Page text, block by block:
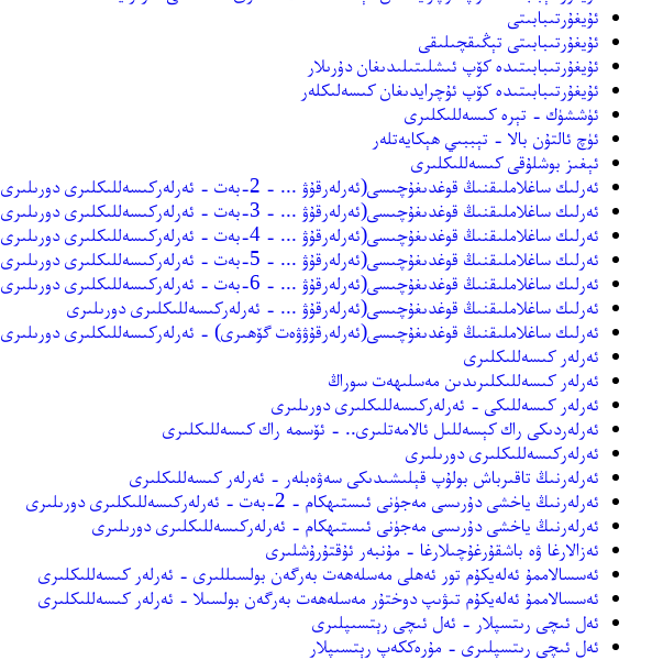
ئۇيغۇرتىبابىتى
ئۇيغۇرتىبابىتى تېڭىقچىلىقى
ئۇيغۇرتىبابىتىدە كۆپ ئىشلىتىلىدىغان دۇرىلار
ئۇيغۇرتىبابىتىدە كۆپ ئۇچرايدىغان كىسەلىكلەر
ئۈششۈك - تېرە كىسەللىكلىرى
ئۈچ ئالتۇن بالا - تېببىي ھېكايەتلەر
ئېغىز بوشلۇقى كىسەللىكلىرى
ئەرلىك ساغلاملىقنىڭ قوغدىغۇچىسى(ئەرلەرقۇۋ ... - 2-بەت - ئەرلەركىسەللىكلىرى دورىلىرى
ئەرلىك ساغلاملىقنىڭ قوغدىغۇچىسى(ئەرلەرقۇۋ ... - 3-بەت - ئەرلەركىسەللىكلىرى دورىلىرى
ئەرلىك ساغلاملىقنىڭ قوغدىغۇچىسى(ئەرلەرقۇۋ ... - 4-بەت - ئەرلەركىسەللىكلىرى دورىلىرى
ئەرلىك ساغلاملىقنىڭ قوغدىغۇچىسى(ئەرلەرقۇۋ ... - 5-بەت - ئەرلەركىسەللىكلىرى دورىلىرى
ئەرلىك ساغلاملىقنىڭ قوغدىغۇچىسى(ئەرلەرقۇۋ ... - 6-بەت - ئەرلەركىسەللىكلىرى دورىلىرى
ئەرلىك ساغلاملىقنىڭ قوغدىغۇچىسى(ئەرلەرقۇۋ ... - ئەرلەركىسەللىكلىرى دورىلىرى
ئەرلىك ساغلاملىقنىڭ قوغدىغۇچىسى(ئەرلەرقۇۋۋەت گۆھىرى) - ئەرلەركىسەللىكلىرى دورىلىرى
ئەرلەر كىسەللىكلىرى
ئەرلەر كىسەللىكلىرىدىن مەسلىھەت سوراڭ
ئەرلەر كىسەللىكى - ئەرلەركىسەللىكلىرى دورىلىرى
ئەرلەردىكى راك كېسەللىل ئالامەتلىرى.. - ئۆسمە راك كىسەللىكلىرى
ئەرلەركىسەللىكلىرى دورىلىرى
ئەرلەرنىڭ تاقىرباش بولۇپ قېلىشىدىكى سەۋەبلەر - ئەرلەر كىسەللىكلىرى
ئەرلەرنىڭ ياخشى دۇرىسى مەجۈنى ئىستىھكام - 2-بەت - ئەرلەركىسەللىكلىرى دورىلىرى
ئەرلەرنىڭ ياخشى دۇرىسى مەجۈنى ئىستىھكام - ئەرلەركىسەللىكلىرى دورىلىرى
ئەزالارغا ۋە باشقۇرغۇچىلارغا - مۇنبەر ئۇقتۇرۇشلىرى
ئەسسالاممۇ ئەلەيكۇم تور ئەھلى مەسلەھەت بەرگەن بولسىللىرى - ئەرلەر كىسەللىكلىرى
ئەسسالاممۇ ئەلەيكۇم تىۋىپ دوختۇر مەسلەھەت بەرگەن بولسىلا - ئەرلەر كىسەللىكلىرى
ئەل ئىچى رىتسپلار - ئەل ئىچى رېتسىپلىرى
ئەل ئىچى رىتسپلىرى - مۇرەككەپ رېتسىپلار